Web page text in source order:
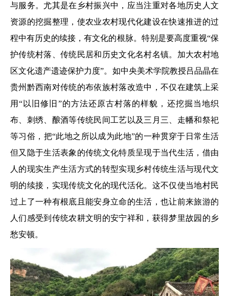
与服务。尤其是在乡村振兴中，应当注重对各地历史人文
资源的挖掘整理，使农业农村现代化建设在快速推进的过
程中有历史的续接，有文化的根脉。特别是要高度重视“保
护传统村落、传统民居和历史文化名村名镇。加大农村地
区文化遗产遗迹保护力度”。如中央美术学院教授吕品晶在
贵州黔西南对传统的布依族村落改造中，不仅在建筑上采
用“以旧修旧”的方法还原古村落的样貌，还挖掘当地织
布、刺绣、酿酒等传统民间工艺以及三月三、走幡和祭祀
等习俗，把“此地之所以成为此地”的一种贯穿于日常生活
但又隐于生活表象的传统文化特质呈现于当代生活，借由
人的现实生产生活方式的转型实现乡村传统生活与现代文
明的续接，实现传统文化的现代活化。这不仅使当地村民
过上了一种有根底且能安身立命的生活，也让前来旅游的
人们感受到传统农耕文明的安宁祥和，获得梦里故园的乡
愁安顿。